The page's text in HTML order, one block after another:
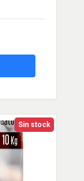
Sin stock